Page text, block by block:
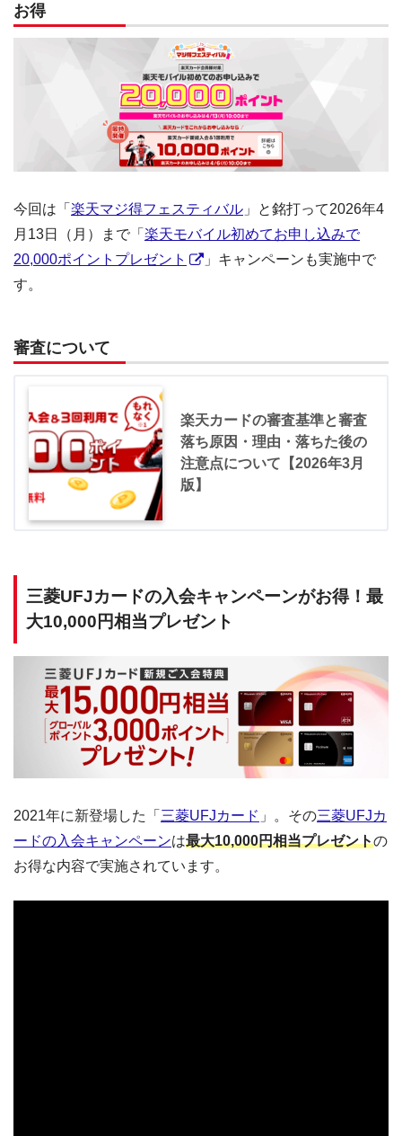
お得
今回は「 楽天マジ得フェスティバル 」と銘打って2026年4
月13日（月）まで「 楽天モバイル初めてお申し込みで
20,000ポイントプレゼント
」キャンペーンも実施中で
す。
審査について
楽天カードの審査基準と審査
落ち原因・理由・落ちた後の
注意点について【2026年3月
版】
三菱UFJカードの入会キャンペーンがお得！最
大10,000円相当プレゼント
2021年に新登場した「 三菱UFJカード 」。その三菱UFJカ
ードの入会キャンペーンは最大10,000円相当プレゼントの
お得な内容で実施されています。